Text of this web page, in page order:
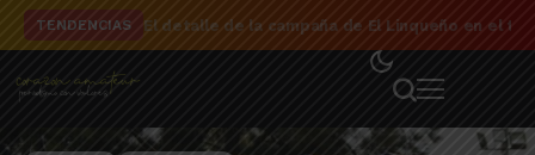
TENDENCIAS El detalle de la campaña de El Linqueño en el